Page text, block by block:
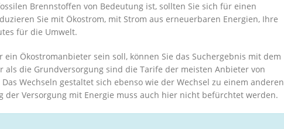
Brennstoffen von Bedeutung ist, sollten Sie sich für einen
Sie mit Ökostrom, mit Strom aus erneuerbaren Energien, Ihre
für die Umwelt.
Ökostromanbieter sein soll, können Sie das Suchergebnis mit dem
als die Grundversorgung sind die Tarife der meisten Anbieter von
Wechseln gestaltet sich ebenso wie der Wechsel zu einem anderen
Versorgung mit Energie muss auch hier nicht befürchtet werden.